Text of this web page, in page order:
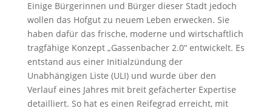
Einige Bürgerinnen und Bürger dieser Stadt jedoch
wollen das Hofgut zu neuem Leben erwecken. Sie
haben dafür das frische, moderne und wirtschaftlich
tragfähige Konzept „Gassenbacher 2.0“ entwickelt. Es
entstand aus einer Initialzündung der
Unabhängigen Liste (ULI) und wurde über den
Verlauf eines Jahres mit breit gefächerter Expertise
detailliert. So hat es einen Reifegrad erreicht, mit